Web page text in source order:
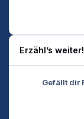
Erzähl’s weiter!
Gefällt dir